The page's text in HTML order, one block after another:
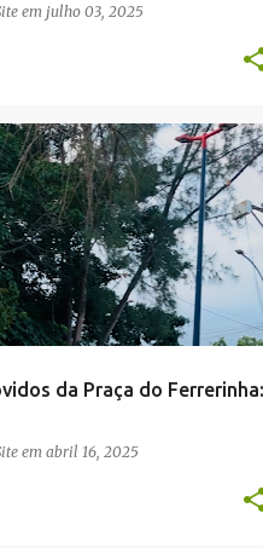
em julho 03, 2025
da Praça do Ferrerinha:
em abril 16, 2025